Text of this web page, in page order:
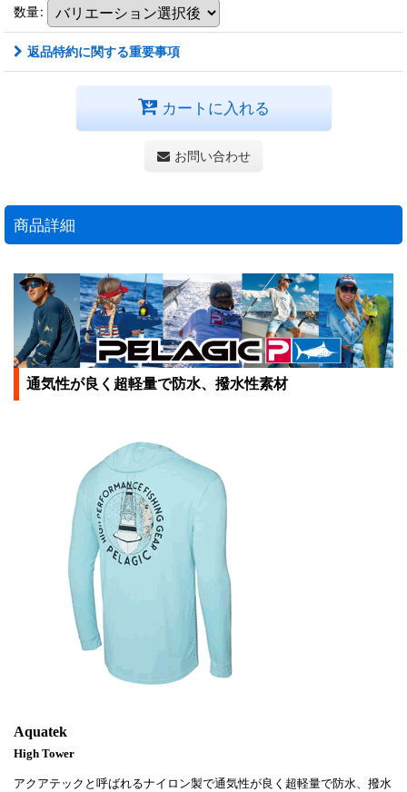
数量:
返品特約に関する重要事項
カートに入れる
お問い合わせ
商品詳細
通気性が良く超軽量で防水、撥水性素材
Aquatek
High Tower
アクアテックと呼ばれるナイロン製で通気性が良く超軽量で防水、撥水